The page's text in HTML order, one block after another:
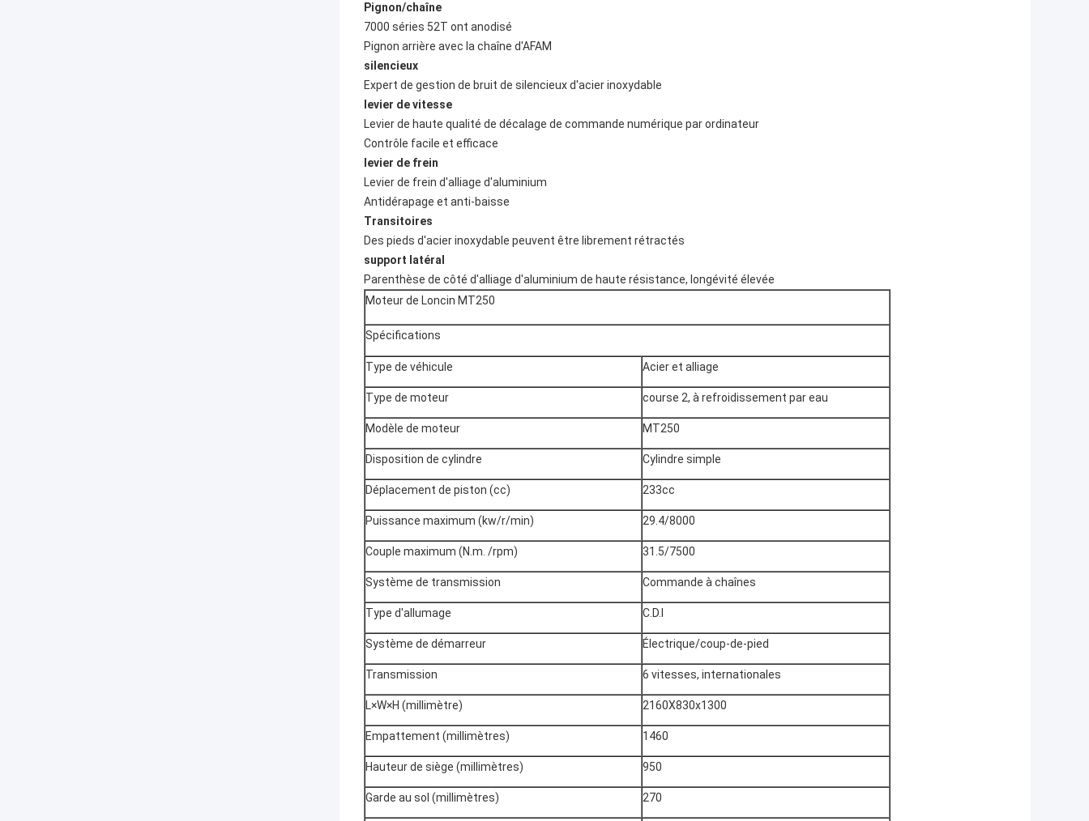
Pignon/chaîne
7000 séries 52T ont anodisé
Pignon arrière avec la chaîne d'AFAM
silencieux
Expert de gestion de bruit de silencieux d'acier inoxydable
levier de vitesse
Levier de haute qualité de décalage de commande numérique par ordinateur
Contrôle facile et efficace
levier de frein
Levier de frein d'alliage d'aluminium
Antidérapage et anti-baisse
Transitoires
Des pieds d'acier inoxydable peuvent être librement rétractés
support latéral
Parenthèse de côté d'alliage d'aluminium de haute résistance, longévité élevée
Moteur de Loncin MT250
Spécifications
Type de véhicule Acier et alliage
Type de moteur course 2, à refroidissement par eau
Modèle de moteur MT250
Disposition de cylindre Cylindre simple
Déplacement de piston (cc) 233cc
Puissance maximum (kw/r/min) 29.4/8000
Couple maximum (N.m. /rpm) 31.5/7500
Système de transmission Commande à chaînes
Type d'allumage C.D.I
Système de démarreur Électrique/coup-de-pied
Transmission 6 vitesses, internationales
L×W×H (millimètre) 2160X830x1300
Empattement (millimètres) 1460
Hauteur de siège (millimètres) 950
Garde au sol (millimètres) 270